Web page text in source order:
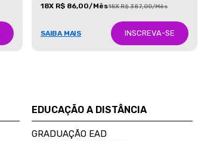
18X R$ 86,00/Mês18X R$ 387,00/Mês
SAIBA MAIS INSCREVA-SE
EDUCAÇÃO A DISTÂNCIA
GRADUAÇÃO EAD